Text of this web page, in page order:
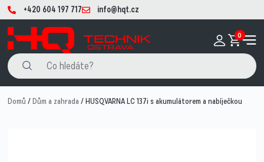
+420 604 197 717 info@hqt.cz
0
Domů /Dům a zahrada / HUSQVARNA LC 137i s akumulátorem a nabíječkou